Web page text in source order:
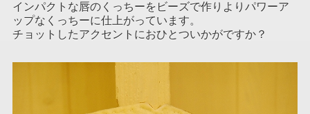
インパクトな唇のくっちーをビーズで作りよりパワーア
ップなくっちーに仕上がっています。
チョットしたアクセントにおひとついかがですか？